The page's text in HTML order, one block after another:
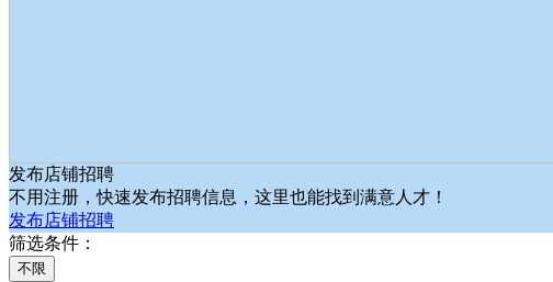
发布店铺招聘
不用注册，快速发布招聘信息，这里也能找到满意人才！
发布店铺招聘
筛选条件：